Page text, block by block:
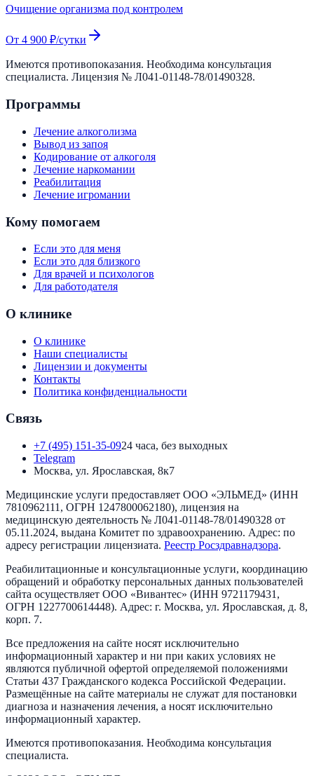
Очищение организма под контролем
От 4 900 ₽/сутки
Имеются противопоказания. Необходима консультация
специалиста. Лицензия № Л041-01148-78/01490328.
Программы
Лечение алкоголизма
Вывод из запоя
Кодирование от алкоголя
Лечение наркомании
Реабилитация
Лечение игромании
Кому помогаем
Если это для меня
Если это для близкого
Для врачей и психологов
Для работодателя
О клинике
О клинике
Наши специалисты
Лицензии и документы
Контакты
Политика конфиденциальности
Связь
+7 (495) 151-35-0924 часа, без выходных
Telegram
Москва, ул. Ярославская, 8к7
Медицинские услуги предоставляет ООО «ЭЛЬМЕД» (ИНН
7810962111 , ОГРН 1247800062180), лицензия на
медицинскую деятельность № Л041-01148-78/01490328 от
05.11.2024, выдана Комитет по здравоохранению. Адрес: по
адресу регистрации лицензиата. Реестр Росздравнадзора.
Реабилитационные и консультационные услуги, координацию
обращений и обработку персональных данных пользователей
сайта осуществляет ООО «Вивантес» (ИНН 9721179431 ,
ОГРН 1227700614448). Адрес: г. Москва, ул. Ярославская, д. 8,
корп. 7.
Все предложения на сайте носят исключительно
информационный характер и ни при каких условиях не
являются публичной офертой определяемой положениями
Статьи 437 Гражданского кодекса Российской Федерации.
Размещённые на сайте материалы не служат для постановки
диагноза и назначения лечения, а носят исключительно
информационный характер.
Имеются противопоказания. Необходима консультация
специалиста.